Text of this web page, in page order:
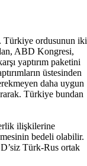
Türkiye ordusunun iki
ABD Kongresi,
yaptırım paketini
üstesinden
daha uygun
Türkiye bundan
ilişkilerine
bedeli olabilir.
Türk-Rus ortak